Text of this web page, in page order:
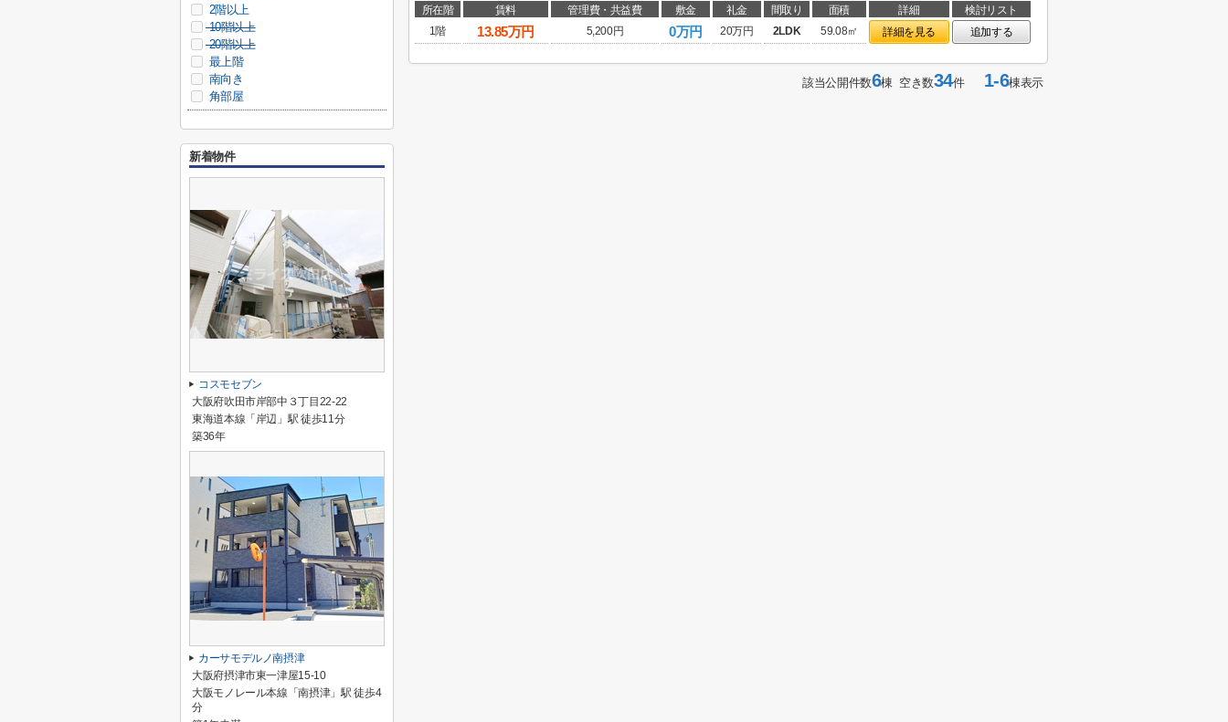
所在階 賃料 管理費・共益費 敷金 礼金 間取り 面積 詳細
検討リスト
1階
13.85万円 5,200円 0万円 20万円 2LDK 59.08㎡ 詳細を見る 追加する
該当公開件数6棟 空き数34件1-6棟表示
2階以上
10階以上
20階以上
最上階
南向き
角部屋
新着物件
コスモセブン
大阪府吹田市岸部中３丁目22-22
東海道本線「岸辺」駅 徒歩11分
築36年
カーサモデルノ南摂津
大阪府摂津市東一津屋15-10
大阪モノレール本線「南摂津」駅 徒歩4
分